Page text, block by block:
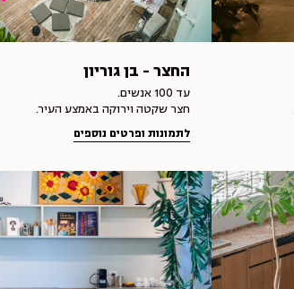
החצר - בן גוריון
עד 100 אנשים.
חצר שקטה וירוקה באמצע העיר.
לתמונות ופרטים נוספים